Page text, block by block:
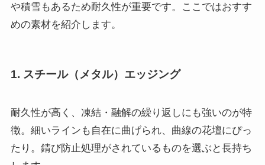
や積雪もあるため耐久性が重要です。ここではおすす
めの素材を紹介します。
1. スチール（メタル）エッジング
耐久性が高く、凍結・融解の繰り返しにも強いのが特
徴。細いラインも自在に曲げられ、曲線の花壇にぴっ
たり。錆び防止処理がされているものを選ぶと長持ち